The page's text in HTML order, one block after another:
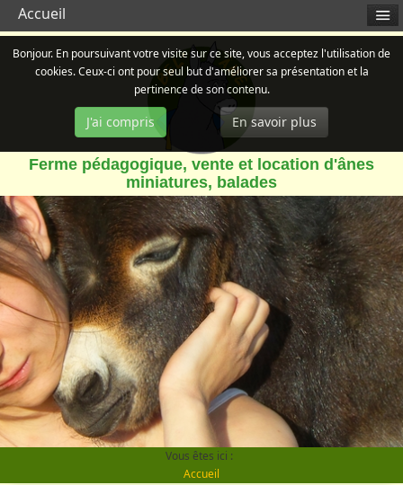
Bonjour. En poursuivant votre visite sur ce site, vous acceptez l'utilisation de
cookies. Ceux-ci ont pour seul but d'améliorer sa présentation et la
pertinence de son contenu.
J'ai compris En savoir plus
Ferme pédagogique, vente et location d'ânes
miniatures, balades
Vous êtes ici :
Accueil
Accueil